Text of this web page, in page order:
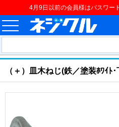
4月9日以前の会員様はパスワー
（＋）皿木ねじ(鉄／塗装ﾎﾜｲﾄ